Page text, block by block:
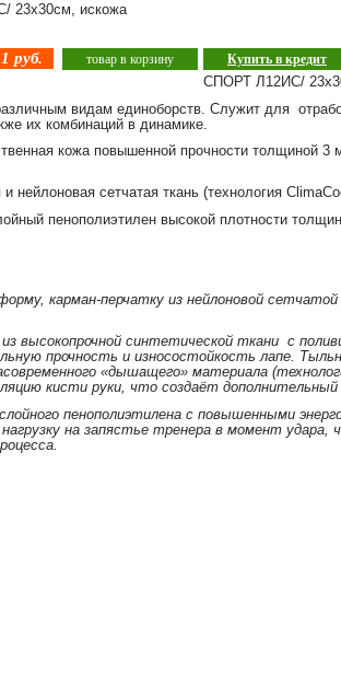
23х30см, искожа
руб. товар в корзину Купить в кредит
СПОРТ Л12ИС/
видам единоборств. Служит для
их комбинаций в динамике.
кожа повышенной прочности толщиной 3
нейлоновая сетчатая ткань (технология
пенополиэтилен высокой плотности
карман-перчатку из нейлоновой
высокопрочной синтетической ткани с
прочность и износостойкость лапе.
«дышащего» материала
кисти руки, что создаёт
пенополиэтилена с повышенными
на запястье тренера в момент